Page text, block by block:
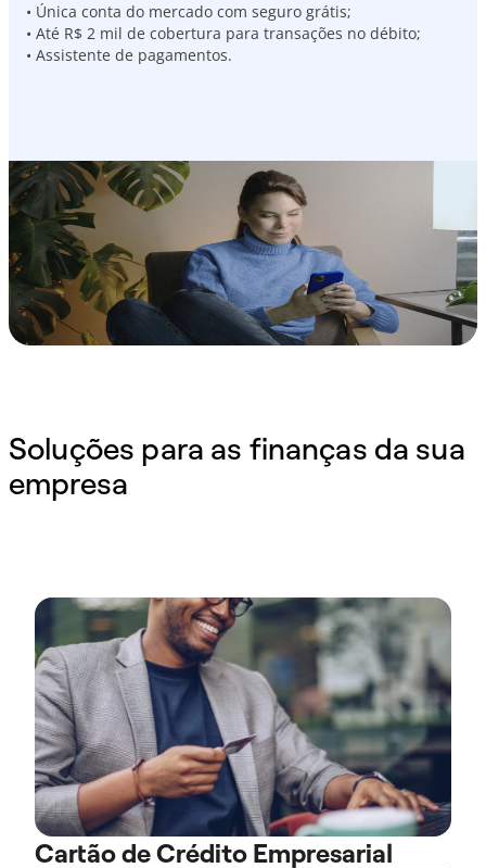
• Única conta do mercado com seguro grátis;
• Até R$ 2 mil de cobertura para transações no débito;
• Assistente de pagamentos.
Soluções para as finanças da sua
empresa
Cartão de Crédito Empresarial